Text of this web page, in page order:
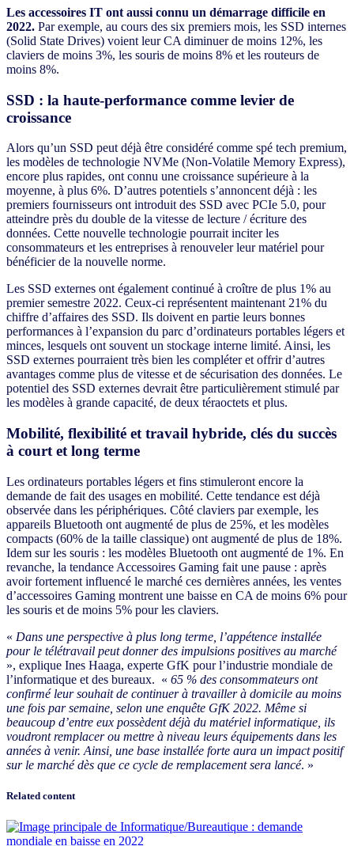
Les accessoires IT ont aussi connu un démarrage difficile en
2022. Par exemple, au cours des six premiers mois, les SSD internes
(Solid State Drives) voient leur CA diminuer de moins 12%, les
claviers de moins 3%, les souris de moins 8% et les routeurs de
moins 8%.
SSD : la haute-performance comme levier de
croissance
Alors qu’un SSD peut déjà être considéré comme spé tech premium,
les modèles de technologie NVMe (Non-Volatile Memory Express),
encore plus rapides, ont connu une croissance supérieure à la
moyenne, à plus 6%. D’autres potentiels s’annoncent déjà : les
premiers fournisseurs ont introduit des SSD avec PCIe 5.0, pour
atteindre près du double de la vitesse de lecture / écriture des
données. Cette nouvelle technologie pourrait inciter les
consommateurs et les entreprises à renouveler leur matériel pour
bénéficier de la nouvelle norme.
Les SSD externes ont également continué à croître de plus 1% au
premier semestre 2022. Ceux-ci représentent maintenant 21% du
chiffre d’affaires des SSD. Ils doivent en partie leurs bonnes
performances à l’expansion du parc d’ordinateurs portables légers et
minces, lesquels ont souvent un stockage interne limité. Ainsi, les
SSD externes pourraient très bien les compléter et offrir d’autres
avantages comme plus de vitesse et de sécurisation des données. Le
potentiel des SSD externes devrait être particulièrement stimulé par
les modèles à grande capacité, de deux téraoctets et plus.
Mobilité, flexibilité et travail hybride, clés du succès
à court et long terme
Les ordinateurs portables légers et fins stimuleront encore la
demande de fait des usages en mobilité. Cette tendance est déjà
observée dans les périphériques. Côté claviers par exemple, les
appareils Bluetooth ont augmenté de plus de 25%, et les modèles
compacts (60% de la taille classique) ont augmenté de plus de 18%.
Idem sur les souris : les modèles Bluetooth ont augmenté de 1%. En
revanche, la tendance Accessoires Gaming fait une pause : après
avoir fortement influencé le marché ces dernières années, les ventes
d’accessoires Gaming montrent une baisse en CA de moins 6% pour
les souris et de moins 5% pour les claviers.
« Dans une perspective à plus long terme, l’appétence installée
pour le télétravail peut donner des impulsions positives au marché
», explique Ines Haaga, experte GfK pour l’industrie mondiale de
l’informatique et des bureaux. « 65 % des consommateurs ont
confirmé leur souhait de continuer à travailler à domicile au moins
une fois par semaine, selon une enquête GfK 2022. Même si
beaucoup d’entre eux possèdent déjà du matériel informatique, ils
voudront remplacer ou mettre à niveau leurs équipements dans les
années à venir. Ainsi, une base installée forte aura un impact positif
sur le marché dès que ce cycle de remplacement sera lancé. »
Related content